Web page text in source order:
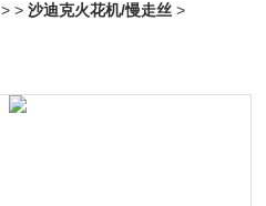
> >沙迪克火花机/慢走丝 >